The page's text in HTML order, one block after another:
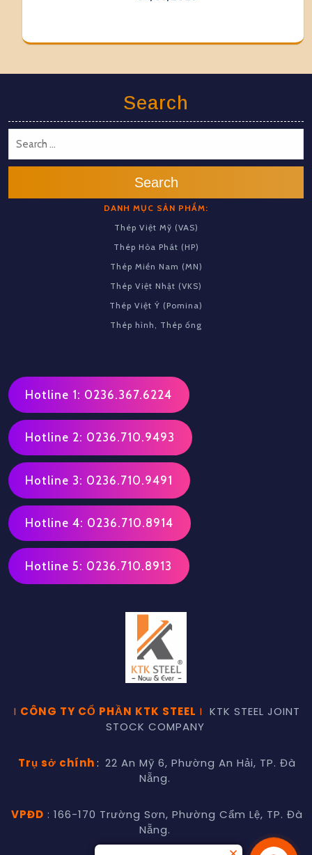
Search
Search
DANH MỤC SẢN PHẨM:
Thép Việt Mỹ (VAS)
Thép Hòa Phát (HP)
Thép Miền Nam (MN)
Thép Việt Nhật (VKS)
Thép Việt Ý (Pomina)
Thép hình, Thép ống
Hotline 1: 0236.367.6224
Hotline 2: 0236.710.9493
Hotline 3: 0236.710.9491
Hotline 4: 0236.710.8914
Hotline 5: 0236.710.8913
I CÔNG TY CỔ PHẦN KTK STEEL I KTK STEEL JOINT
STOCK COMPANY
Trụ sở chính: 22 An Mỹ 6, Phường An Hải, TP. Đà
Nẵng.
VPĐD : 166-170 Trường Sơn, Phường Cẩm Lệ, TP. Đà
Nẵng.